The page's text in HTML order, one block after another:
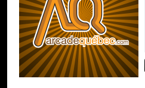
Link:
Widget:
Share:
Post:
Des mods drôles sur PC
Nos échanges avant et
Suivez-nous :